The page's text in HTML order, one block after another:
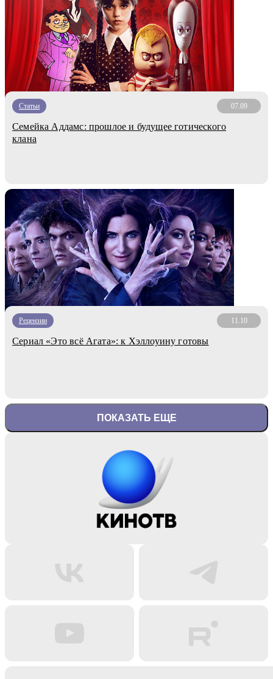
Статьи 07.09
Семейка Аддамс: прошлое и будущее готического
клана
Рецензии 11.10
Сериал «Это всё Агата»: к Хэллоуину готовы
ПОКАЗАТЬ ЕЩЕ